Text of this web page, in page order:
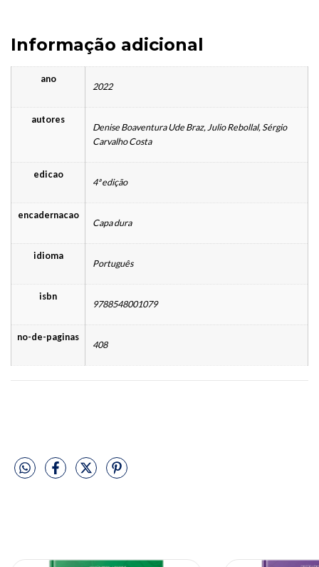
Informação adicional
ano
2022
autores
Denise Boaventura Ude Braz, Julio Rebollal, Sérgio
Carvalho Costa
edicao
4ª edição
encadernacao
Capa dura
idioma
Português
isbn
9788548001079
no-de-paginas
408